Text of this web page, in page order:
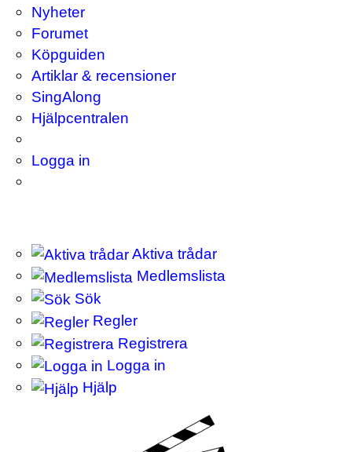
Nyheter
Forumet
Köpguiden
Artiklar & recensioner
SingAlong
Hjälpcentralen
Logga in
Aktiva trådar
Medlemslista
Sök
Regler
Registrera
Logga in
Hjälp